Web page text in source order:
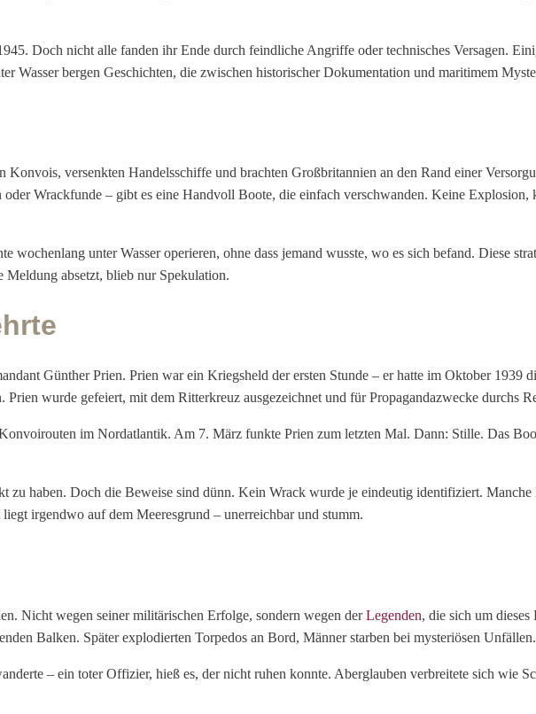
Doch nicht alle fanden ihr Ende durch feindliche Angriffe oder technisches Versagen.
Wasser bergen Geschichten, die zwischen historischer Dokumentation und maritimem
versenkten Handelsschiffe und brachten Großbritannien an den Rand einer
Wrackfunde – gibt es eine Handvoll Boote, die einfach verschwanden. Keine
unter Wasser operieren, ohne dass jemand wusste, wo es sich befand. Diese
absetzt, blieb nur Spekulation.
Günther Prien. Prien war ein Kriegsheld der ersten Stunde – er hatte im Oktober 1939
wurde gefeiert, mit dem Ritterkreuz ausgezeichnet und für Propagandazwecke durchs
im Nordatlantik. Am 7. März funkte Prien zum letzten Mal. Dann: Stille. Das
zu haben. Doch die Beweise sind dünn. Kein Wrack wurde je eindeutig identifiziert.
irgendwo auf dem Meeresgrund – unerreichbar und stumm.
Nicht wegen seiner militärischen Erfolge, sondern wegen derLegenden, die sich um
Balken. Später explodierten Torpedos an Bord, Männer starben bei mysteriösen Unfällen.
– ein toter Offizier, hieß es, der nicht ruhen konnte. Aberglauben verbreitete sich wie